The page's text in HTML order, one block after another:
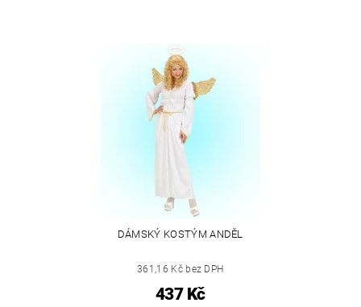
DÁMSKÝ KOSTÝM ANDĚL
361,16 Kč bez DPH
437 Kč